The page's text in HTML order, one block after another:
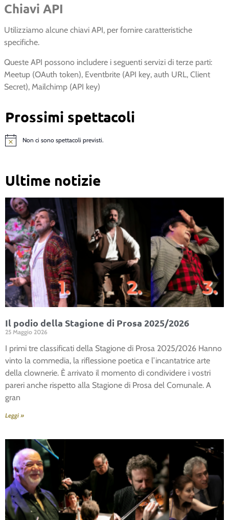
Chiavi API
Utilizziamo alcune chiavi API, per fornire caratteristiche
specifiche.
Queste API possono includere i seguenti servizi di terze parti:
Meetup (OAuth token), Eventbrite (API key, auth URL, Client
Secret), Mailchimp (API key)
Prossimi spettacoli
Notice Non ci sono spettacoli previsti.
Ultime notizie
Il podio della Stagione di Prosa 2025/2026
25 Maggio 2026
I primi tre classificati della Stagione di Prosa 2025/2026 Hanno
vinto la commedia, la riflessione poetica e l’incantatrice arte
della clownerie. È arrivato il momento di condividere i vostri
pareri anche rispetto alla Stagione di Prosa del Comunale. A
gran
Leggi »